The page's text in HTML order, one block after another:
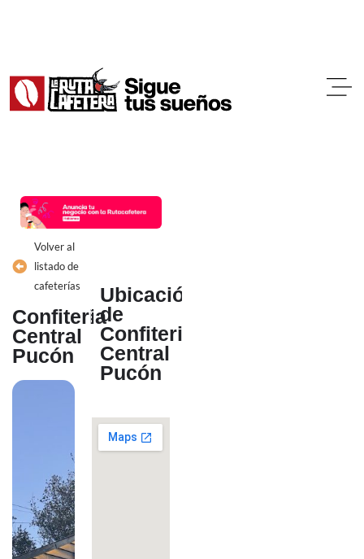
Volver al
listado de
cafeterías
Confiteria
Central
Pucón
Ubicación
de
Confiteria
Central
Pucón